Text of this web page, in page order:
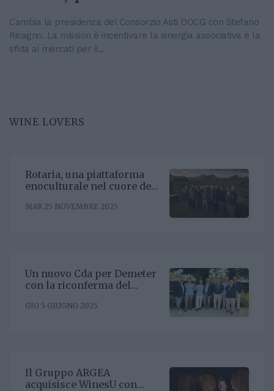
Cambia la presidenza del Consorzio Asti DOCG con Stefano
Ricagno. La mission è incentivare la sinergia associativa e la
sfida ai mercati per il...
WINE LOVERS
Rotaria, una piattaforma
enoculturale nel cuore del
MAR 25 NOVEMBRE 2025
Un nuovo Cda per Demeter
con la riconferma del
GIO 5 GIUGNO 2025
Il Gruppo ARGEA
acquisisce WinesU con